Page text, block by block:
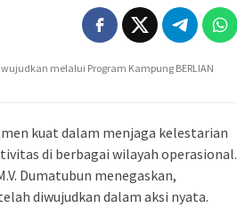
melalui Program Kampung BERLIAN
kuat dalam menjaga kelestarian
di berbagai wilayah operasional.
Dumatubun menegaskan,
diwujudkan dalam aksi nyata.